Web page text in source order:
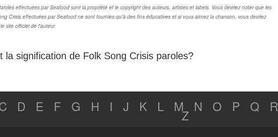
effectuées par Seafood sont la propriété et le copyright des auteurs, artistes et labels. Vous devriez noter que les
Crisis effectuées par Seafood ne sont fournies qu'à des fins éducatives et si vous aimez la chanson, vous devriez
site officiel de l'auteur
la signification de Folk Song Crisis paroles?
D E F G H I J K L M N O P Q R
Z